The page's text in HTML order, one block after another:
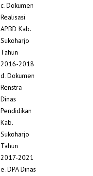
c. Dokumen
Realisasi
APBD Kab.
Sukoharjo
Tahun
2016-2018
d. Dokumen
Renstra
Dinas
Pendidikan
Kab.
Sukoharjo
Tahun
2017-2021
e. DPA Dinas